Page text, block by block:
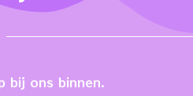
bij ons binnen.